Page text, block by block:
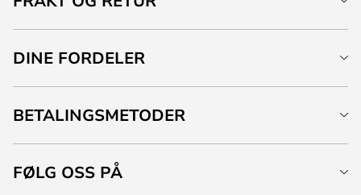
DINE FORDELER
BETALINGSMETODER
FØLG OSS PÅ